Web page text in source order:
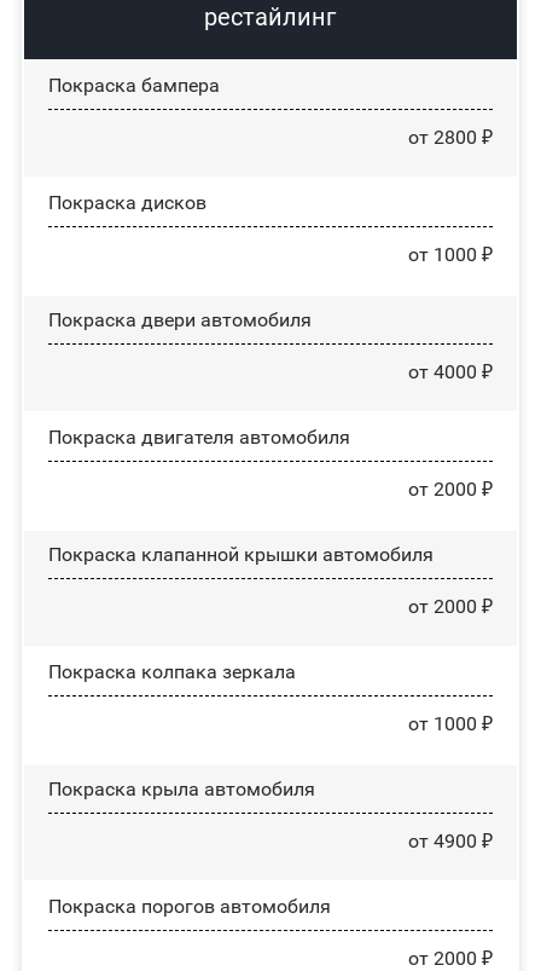
рестайлинг
Покраска бампера
от 2800 ₽
Покраска дисков
от 1000 ₽
Покраска двери автомобиля
от 4000 ₽
Покраска двигателя автомобиля
от 2000 ₽
Покраска клапанной крышки автомобиля
от 2000 ₽
Покраска колпака зеркала
от 1000 ₽
Покраска крыла автомобиля
от 4900 ₽
Покраска порогов автомобиля
от 2000 ₽